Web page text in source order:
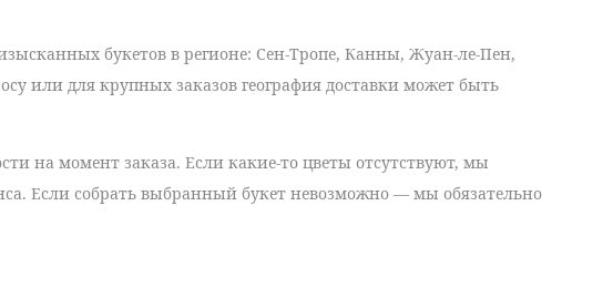
букетов в регионе: Сен-Тропе, Канны, Жуан-ле-Пен,
или для крупных заказов география доставки может быть
на момент заказа. Если какие-то цветы отсутствуют, мы
Если собрать выбранный букет невозможно — мы обязательно